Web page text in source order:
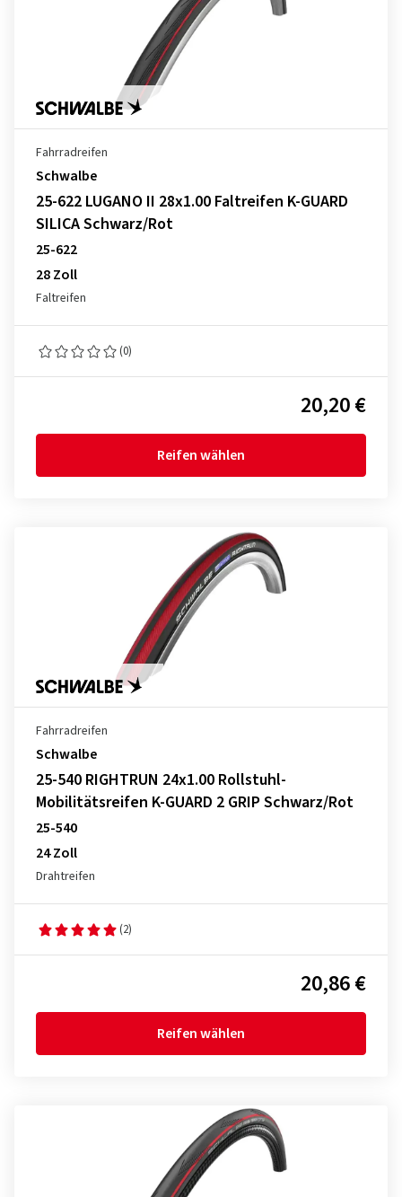
Fahrradreifen
Schwalbe
25-622 LUGANO II 28x1.00 Faltreifen K-GUARD
SILICA Schwarz/Rot
25-622
28 Zoll
Faltreifen
(0)
20,20 €
Reifen wählen
Fahrradreifen
Schwalbe
25-540 RIGHTRUN 24x1.00 Rollstuhl-
Mobilitätsreifen K-GUARD 2 GRIP Schwarz/Rot
25-540
24 Zoll
Drahtreifen
(2)
20,86 €
Reifen wählen